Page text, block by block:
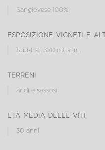
Sangiovese 100%
esposizione vigneti e
Sud-Est. 320 mt s.l.m.
terreni
aridi e sassosi
età media delle viti
30 anni